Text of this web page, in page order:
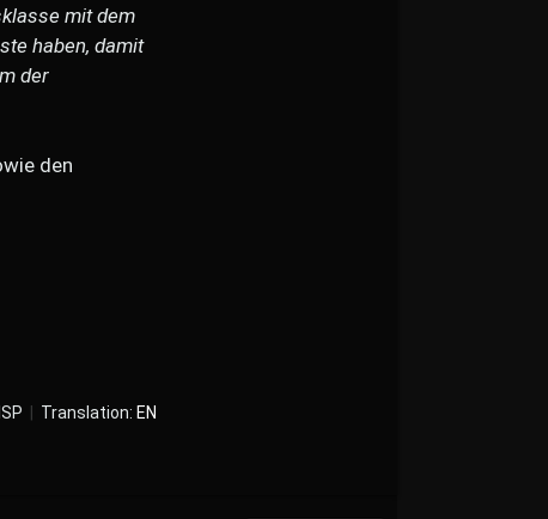
mit dem
haben, damit
der
den
Translation: EN